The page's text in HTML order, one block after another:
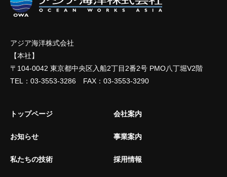
アジア海洋株式会社
【本社】
〒104-0042 東京都中央区入船2丁目2番2号 PMO八丁堀V2階
TEL：03-3553-3286 FAX：03-3553-3290
トップページ 会社案内
お知らせ 事業案内
私たちの技術 採用情報